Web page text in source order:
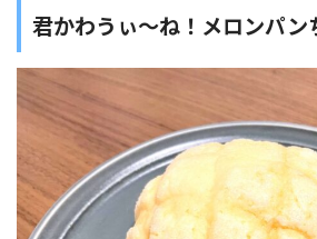
君かわうぃ〜ね！メロンパン